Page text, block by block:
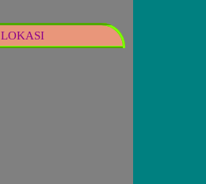
LOKASI